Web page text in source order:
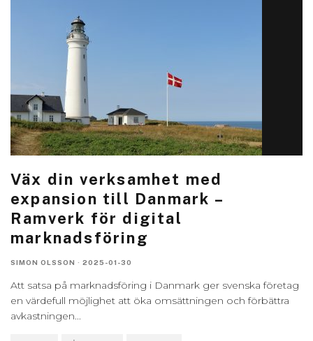
Väx din verksamhet med
expansion till Danmark –
Ramverk för digital
marknadsföring
SIMON OLSSON · 2025-01-30
Att satsa på marknadsföring i Danmark ger svenska företag
en värdefull möjlighet att öka omsättningen och förbättra
avkastningen...